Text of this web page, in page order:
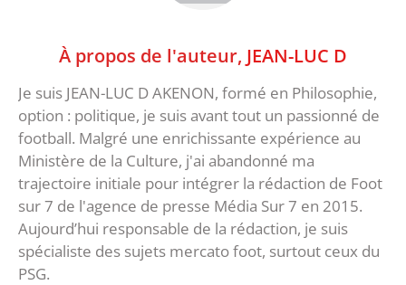
À propos de l'auteur, JEAN-LUC D
Je suis JEAN-LUC D AKENON, formé en Philosophie,
option : politique, je suis avant tout un passionné de
football. Malgré une enrichissante expérience au
Ministère de la Culture, j'ai abandonné ma
trajectoire initiale pour intégrer la rédaction de Foot
sur 7 de l'agence de presse Média Sur 7 en 2015.
Aujourd’hui responsable de la rédaction, je suis
spécialiste des sujets mercato foot, surtout ceux du
PSG.